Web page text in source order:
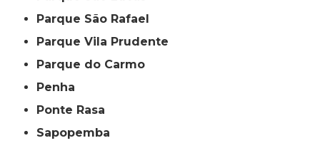
Parque São Rafael
Parque Vila Prudente
Parque do Carmo
Penha
Ponte Rasa
Sapopemba